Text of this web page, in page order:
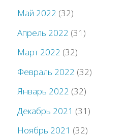
Май 2022 (32)
Апрель 2022 (31)
Март 2022 (32)
Февраль 2022 (32)
Январь 2022 (32)
Декабрь 2021 (31)
Ноябрь 2021 (32)